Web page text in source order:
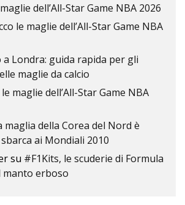
dell’All-Star Game NBA 2026
le maglie dell’All-Star Game NBA
a Londra: guida rapida per gli
maglie da calcio
le maglie dell’All-Star Game NBA
maglia della Corea del Nord è
ai Mondiali 2010
su #F1Kits, le scuderie di Formula
manto erboso